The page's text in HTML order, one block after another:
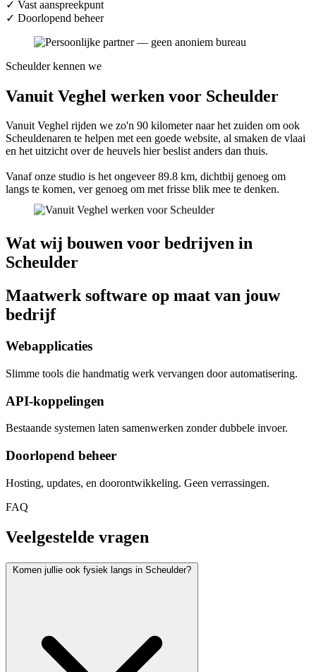
✓ Vast aanspreekpunt
✓ Doorlopend beheer
Scheulder kennen we
Vanuit Veghel werken voor Scheulder
Vanuit Veghel rijden we zo'n 90 kilometer naar het zuiden om ook
Scheuldenaren te helpen met een goede website, al smaken de vlaai
en het uitzicht over de heuvels hier beslist anders dan thuis.
Vanaf onze studio is het ongeveer 89.8 km, dichtbij genoeg om
langs te komen, ver genoeg om met frisse blik mee te denken.
Wat wij bouwen voor bedrijven in
Scheulder
Maatwerk software op maat van jouw
bedrijf
Webapplicaties
Slimme tools die handmatig werk vervangen door automatisering.
API-koppelingen
Bestaande systemen laten samenwerken zonder dubbele invoer.
Doorlopend beheer
Hosting, updates, en doorontwikkeling. Geen verrassingen.
FAQ
Veelgestelde vragen
Komen jullie ook fysiek langs in Scheulder?